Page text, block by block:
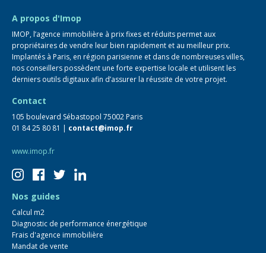
A propos d'Imop
IMOP, l’agence immobilière à prix fixes et réduits permet aux
propriétaires de vendre leur bien rapidement et au meilleur prix.
Implantés à Paris, en région parisienne et dans de nombreuses villes,
nos conseillers possèdent une forte expertise locale et utilisent les
derniers outils digitaux afin d’assurer la réussite de votre projet.
Contact
105 boulevard Sébastopol 75002 Paris
01 84 25 80 81 | contact@imop.fr
www.imop.fr
Nos guides
Calcul m2
Diagnostic de performance énergétique
Frais d'agence immobilière
Mandat de vente